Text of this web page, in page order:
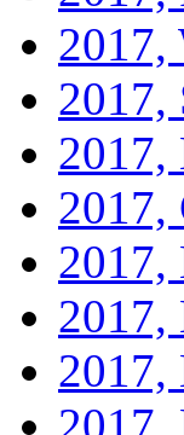
2017,
2017,
2017,
2017,
2017,
2017,
2017,